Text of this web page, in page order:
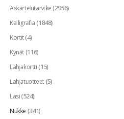
Askartelutarvike(2956)
Kalligrafia(1848)
Kortit(4)
Kynät(116)
Lahjakortti(15)
Lahjatuotteet(5)
Lasi(524)
Nukke (341)